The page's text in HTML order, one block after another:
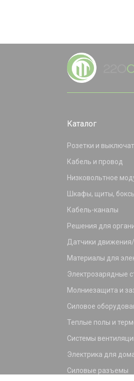
Каталог
Розетки и
Кабель и провод
Низковольтное
Шкафы, щиты,
Кабель-каналы
Решения для
Датчики движения/
Материалы для
Электрозарядные
Молниезащита и
Силовое
Теплые полы и
Системы
Электрика для
Силовые разъемы